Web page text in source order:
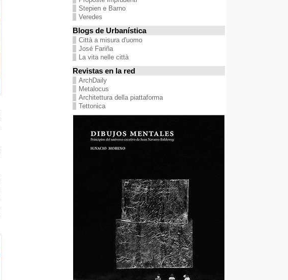
Stepien e Barno
Veredes
Blogs de Urbanística
Città a misura d'uomo
José Fariña
La vita nelle città
Revistas en la red
ArchDaily
Metalocus
Architettura della piattaforma
Tettonica